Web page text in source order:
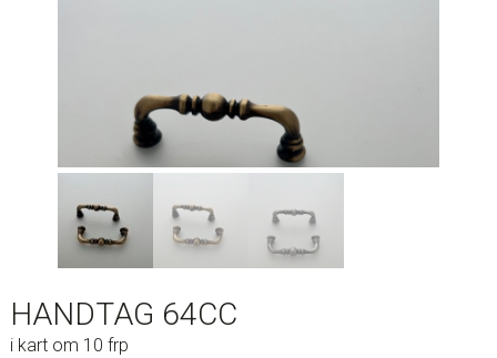
HANDTAG 64CC
i kart om 10 frp